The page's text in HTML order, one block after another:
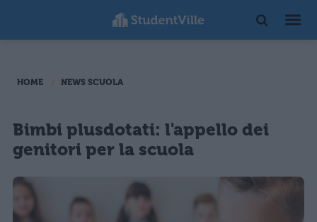
HOME NEWS SCUOLA
Bimbi plusdotati: l'appello dei
genitori per la scuola